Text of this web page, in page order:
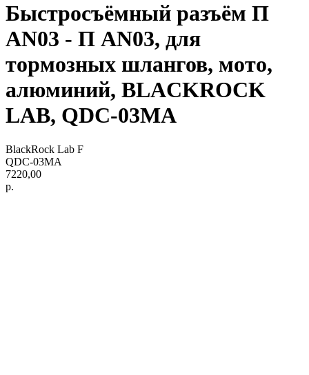
Быстросъёмный разъём П
AN03 - П AN03, для
тормозных шлангов, мото,
алюминий, BLACKROCK
LAB, QDC-03MA
BlackRock Lab F
QDC-03MA
7220,00
р.